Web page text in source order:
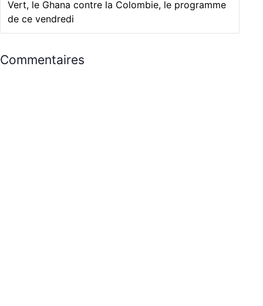
Vert, le Ghana contre la Colombie, le programme
de ce vendredi
Commentaires